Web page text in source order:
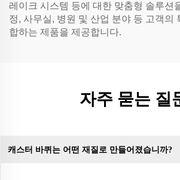
레이크 시스템 등에 대한 맞춤형 솔루션
정, 사무실, 병원 및 산업 분야 등 고객의
합하는 제품을 제공합니다.
자주 묻는 질
캐스터 바퀴는 어떤 재질로 만들어졌습니까?